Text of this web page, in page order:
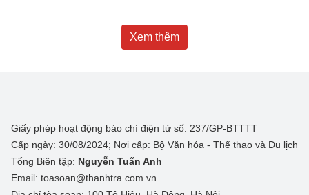
Xem thêm
Giấy phép hoạt động báo chí điện tử số: 237/GP-BTTTT
Cấp ngày: 30/08/2024; Nơi cấp: Bộ Văn hóa - Thể thao và Du lịch
Tổng Biên tập: Nguyễn Tuấn Anh
Email: toasoan@thanhtra.com.vn